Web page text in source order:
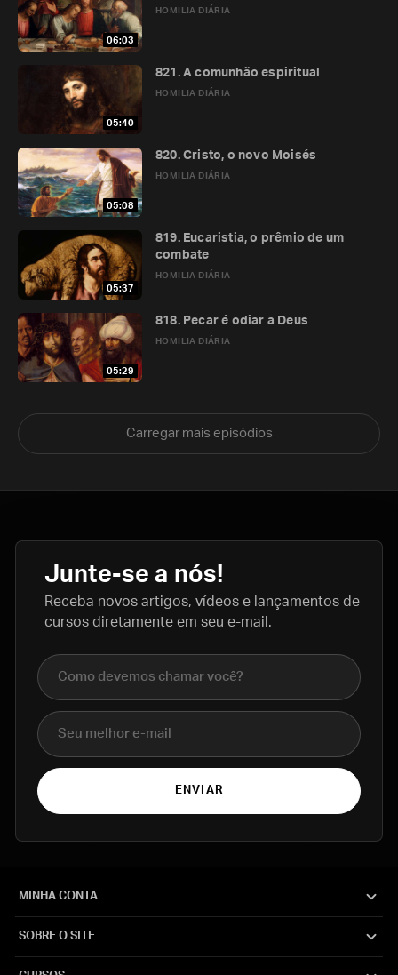
06:03
HOMILIA DIÁRIA
05:40
HOMILIA DIÁRIA
821. A comunhão espiritual
05:08
HOMILIA DIÁRIA
820. Cristo, o novo Moisés
05:37
HOMILIA DIÁRIA
819. Eucaristia, o prêmio de um
combate
05:29
HOMILIA DIÁRIA
818. Pecar é odiar a Deus
Carregar mais episódios
Junte-se a nós!
Receba novos artigos, vídeos e lançamentos de
cursos diretamente em seu e-mail.
Nome completo
E-mail
ENVIAR
MINHA CONTA
SOBRE O SITE